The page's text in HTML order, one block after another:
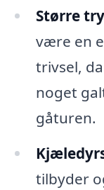
Større
være en
trivsel,
noget
gåturen.
tilbyder